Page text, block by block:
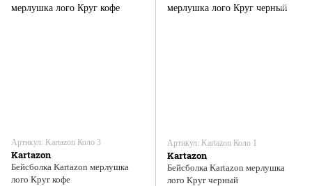
Артикул: Kartazon Коло 3
Kartazon
Бейсболка Kartazon мерлушка
лого Круг кофе
Артикул: Kartazon Коло 1
Kartazon
Бейсболка Kartazon мерлушка
лого Круг черный